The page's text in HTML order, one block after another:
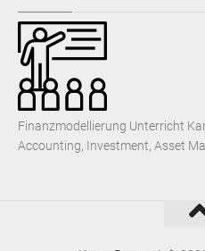
Finanzmodellierung Unterricht
Accounting, Investment, Asset